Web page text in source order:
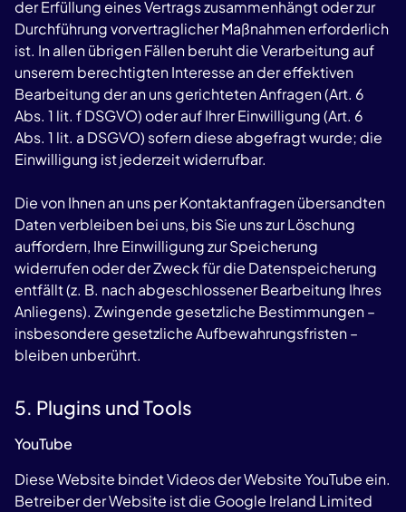
der Erfüllung eines Vertrags zusammenhängt oder zur
Durchführung vorvertraglicher Maßnahmen erforderlich
ist. In allen übrigen Fällen beruht die Verarbeitung auf
unserem berechtigten Interesse an der effektiven
Bearbeitung der an uns gerichteten Anfragen (Art. 6
Abs. 1 lit. f DSGVO) oder auf Ihrer Einwilligung (Art. 6
Abs. 1 lit. a DSGVO) sofern diese abgefragt wurde; die
Einwilligung ist jederzeit widerrufbar.
Die von Ihnen an uns per Kontaktanfragen übersandten
Daten verbleiben bei uns, bis Sie uns zur Löschung
auffordern, Ihre Einwilligung zur Speicherung
widerrufen oder der Zweck für die Datenspeicherung
entfällt (z. B. nach abgeschlossener Bearbeitung Ihres
Anliegens). Zwingende gesetzliche Bestimmungen –
insbesondere gesetzliche Aufbewahrungsfristen –
bleiben unberührt.
5. Plugins und Tools
YouTube
Diese Website bindet Videos der Website YouTube ein.
Betreiber der Website ist die Google Ireland Limited